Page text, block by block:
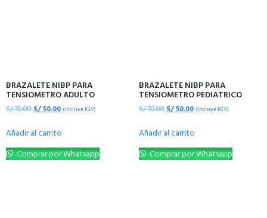
BRAZALETE NIBP PARA
TENSIOMETRO ADULTO
S/70.00S/50.00 (incluye IGV)
Añadir al carrito
Comprar por Whatsapp
BRAZALETE NIBP PARA
TENSIOMETRO PEDIATRICO
S/70.00S/50.00 (incluye IGV)
Añadir al carrito
Comprar por Whatsapp